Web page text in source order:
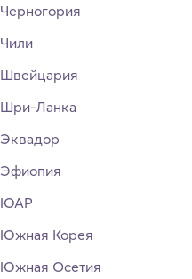
Черногория
Чили
Швейцария
Шри-Ланка
Эквадор
Эфиопия
ЮАР
Южная Корея
Южная Осетия